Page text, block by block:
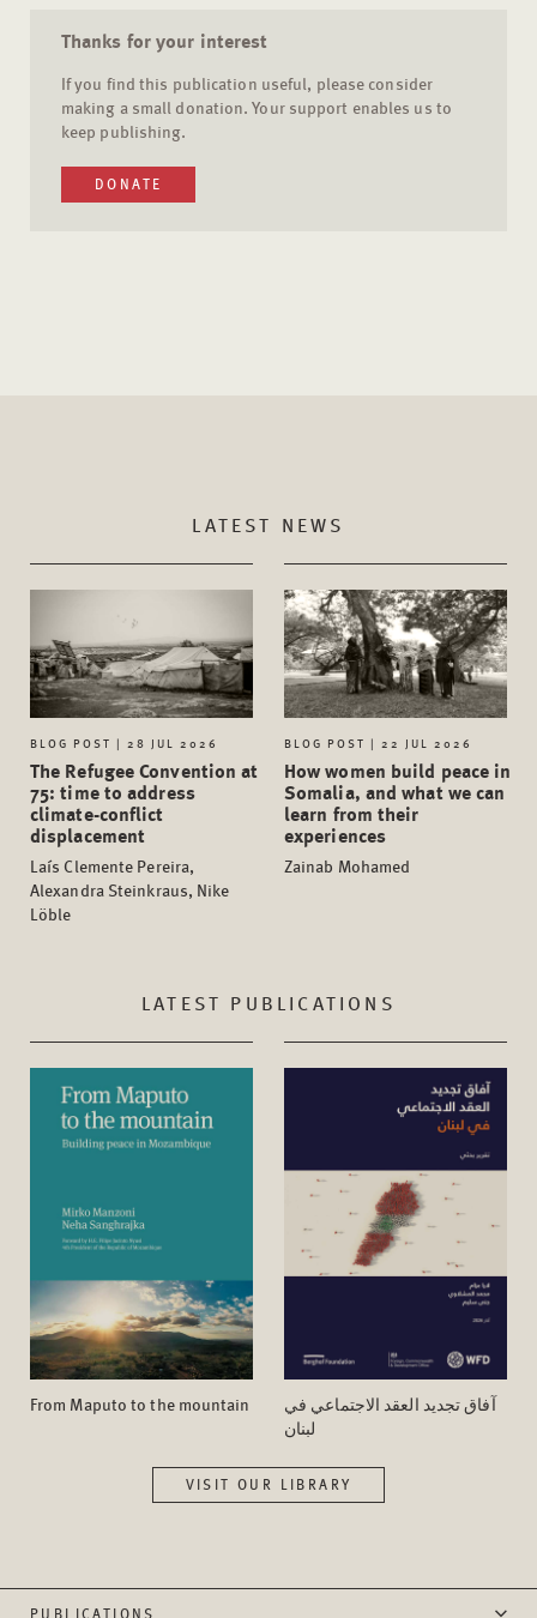
Thanks for your interest
If you find this publication useful, please consider
making a small donation. Your support enables us to
keep publishing.
DONATE
LATEST NEWS
BLOG POST | 28 JUL 2026
The Refugee Convention at
75: time to address
climate-conflict
displacement
Laís Clemente Pereira,
Alexandra Steinkraus, Nike
Löble
BLOG POST | 22 JUL 2026
How women build peace in
Somalia, and what we can
learn from their
experiences
Zainab Mohamed
LATEST PUBLICATIONS
From Maputo to the mountain
آفاق تجدید العقد الاجتماعي في
لبنان
VISIT OUR LIBRARY
PUBLICATIONS